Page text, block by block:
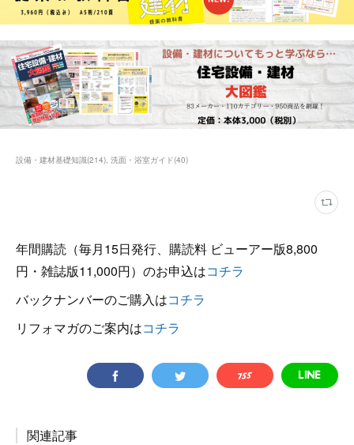
設備・建材基礎知識(214) 洗面・浴室ガイド(40)
年間購読（毎月15日発行、購読料 ビューアー版8,800
円・雑誌版11,000円）のお申込はコチラ
バックナンバーのご購入はコチラ
リフォマガのご案内はコチラ
関連記事